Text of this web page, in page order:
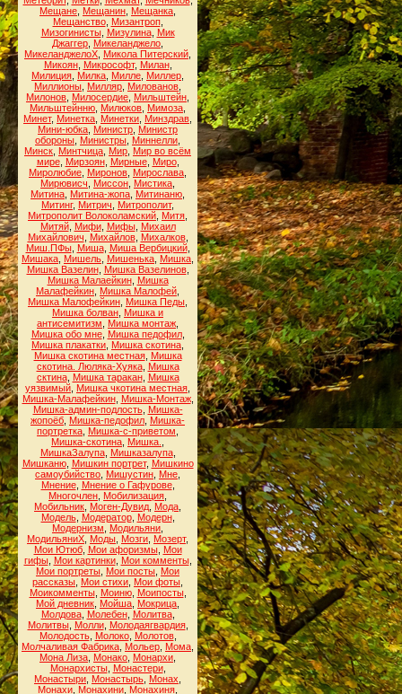
Мещане Мещанин Мещанка
Мещанство, Мизантроп,
Мизогинисты, Мизулина, Мик
Джаггер Микеланджело
МикеланджелоХ Микола Питерский
Микоян, Микрософт, Милан,
Милиция Милка Милле Миллер
Миллионы Милляр Милованов
Милонов Милосердие Мильштейн
Мильштейнню Милюков Мимоза
Минет, Минетка Минетки Минздрав
Мини-юбка Министр Министр
обороны Министры Миннелли
Минск Минтчица Мир Мир во всём
мире, Мирзоян, Мирные, Миро,
Миролюбие Миронов Мирослава
Мирювисч
Миссон Мистика
Митина Митина-жопа Митинаню
Митинг, Митрич Митрополит,
Митрополит Волоколамский Митя
Митяй, Мифи, Мифы, Михаил
Михайлович
Михайлов, Михалков,
Миш.ПФы, Миша, Миша Вербицкий,
Мишака Мишель Мишенька Мишка
Мишка Вазелин, Мишка Вазелинов,
Мишка Малаейкин, Мишка
Малафейкин Мишка Малофей
Мишка Малофейкин Мишка Педы
Мишка болван Мишка и
антисемитизм
Мишка монтаж
Мишка обо мне, Мишка педофил,
Мишка плакатки Мишка скотина
Мишка скотина местная, Мишка
скотина. Люляка-Хуяка, Мишка
сктина, Мишка таракан, Мишка
уязвимый Мишка чкотина местная
Мишка-Малафейкин, Мишка-Монтаж,
Мишка-админ-подлость, Мишка-
жопоёб Мишка-педофил Мишка-
портретка Мишка-с-приветом
Мишка-скотина Мишка.
МишкаЗалупа, Мишказалупа,
Мишканю, Мишкин портрет, Мишкино
самоубийство Мишустин Мне
Мнение, Мнение о Гафурове,
Многочлен Мобилизация
Мобильник Моген-Дувид Мода
Модель, Модератор, Модерн,
Модернизм
Модильяни
МодильяниХ Моды Мозги Мозерт,
Мои Ютюб, Мои афоризмы, Мои
гифы, Мои картинки, Мои комменты,
Мои портреты Мои посты Мои
рассказы Мои стихи Мои фоты
Моикомменты, Моиню, Моипосты,
Мой дневник Мойша Мокрица
Молдова, Молебен, Молитва,
Молитвы, Молли, Молодаягвардия,
Молодость, Молоко, Молотов,
Молчаливая Фабрика Мольер Мома
Мона Лиза Монако Монархи
Монархисты, Монастери,
Монастыри Монастырь Монах
Монахи Монахини Монахиня